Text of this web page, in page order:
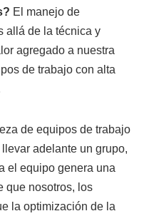
El manejo de
allá de la técnica y
agregado a nuestra
de trabajo con alta
de equipos de trabajo
adelante un grupo,
el equipo genera una
que nosotros, los
la optimización de la